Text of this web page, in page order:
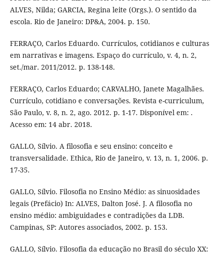
ALVES, Nilda; GARCIA, Regina leite (Orgs.). O sentido da
escola. Rio de Janeiro: DP&A, 2004. p. 150.
FERRAÇO, Carlos Eduardo. Currículos, cotidianos e culturas
em narrativas e imagens. Espaço do currículo, v. 4, n. 2,
set./mar. 2011/2012. p. 138-148.
FERRAÇO, Carlos Eduardo; CARVALHO, Janete Magalhães.
Currículo, cotidiano e conversações. Revista e-curriculum,
São Paulo, v. 8, n. 2, ago. 2012. p. 1-17. Disponível em: .
Acesso em: 14 abr. 2018.
GALLO, Sílvio. A filosofia e seu ensino: conceito e
transversalidade. Ethica, Rio de Janeiro, v. 13, n. 1, 2006. p.
17-35.
GALLO, Sílvio. Filosofia no Ensino Médio: as sinuosidades
legais (Prefácio) In: ALVES, Dalton José. J. A filosofia no
ensino médio: ambiguidades e contradições da LDB.
Campinas, SP: Autores associados, 2002. p. 153.
GALLO, Sílvio. Filosofia da educação no Brasil do século XX: